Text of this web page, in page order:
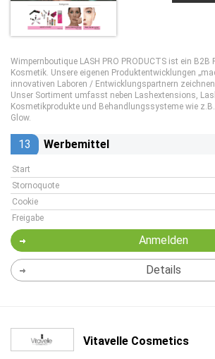
Wimpernboutique LASH PRO PRODUCTS ist ein B2B
Kosmetik. Unsere eigenen Produktentwicklungen
innovativen Laboren / Entwicklungspartnern
Unser Sortiment umfasst neben Lashextensions,
Kosmetikprodukte und Behandlungssysteme wie
Glow.
13 Werbemittel
Start
Stornoquote
Cookie
Freigabe
Anmelden
Details
Vitavelle Cosmetics